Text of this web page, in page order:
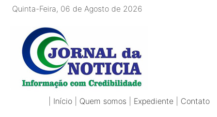
Quinta-Feira, 06 de Agosto de 2026
Início Quem somos Expediente Contato